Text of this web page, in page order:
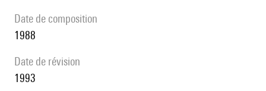
date de composition
1988
date de révision
1993